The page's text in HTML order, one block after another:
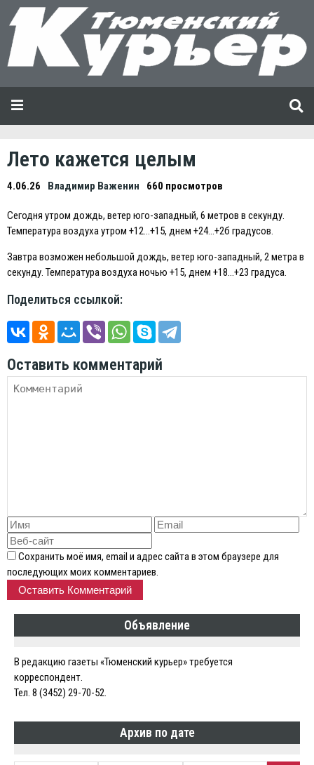
Лето кажется целым
4.06.26 Владимир Важенин 660 просмотров
Сегодня утром дождь, ветер юго-западный, 6 метров в секунду.
Температура воздуха утром +12…+15, днем +24…+2б градусов.
Завтра возможен небольшой дождь, ветер юго-западный, 2 метра в
секунду. Температура воздуха ночью +15, днем +18…+23 градуса.
Поделиться ссылкой:
Оставить комментарий
Сохранить моё имя, email и адрес сайта в этом браузере для
последующих моих комментариев.
Объявление
В редакцию газеты «Тюменский курьер» требуется
корреспондент.
Тел. 8 (3452) 29-70-52.
Архив по дате